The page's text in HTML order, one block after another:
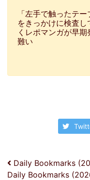
「左手で触ったテ
をきっかけに検査
くレポマンガが早
難い
投稿ナビ
Daily Bookmarks
Daily Bookmarks